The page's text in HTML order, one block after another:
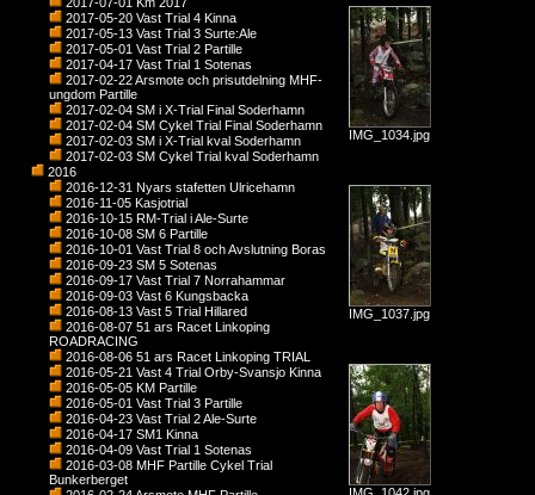
2017-05-20 Vast Trial 4 Kinna
2017-05-13 Vast Trial 3 Surte:Ale
2017-05-01 Vast Trial 2 Partille
2017-04-17 Vast Trial 1 Sotenas
2017-02-22 Arsmote och prisutdelning MHF-
ungdom Partille
2017-02-04 SM i X-Trial Final Soderhamn
2017-02-04 SM Cykel Trial Final Soderhamn
2017-02-03 SM i X-Trial kval Soderhamn
2017-02-03 SM Cykel Trial kval Soderhamn
2016
2016-12-31 Nyars stafetten Ulricehamn
2016-11-05 Kasjotrial
2016-10-15 RM-Trial i Ale-Surte
2016-10-08 SM 6 Partille
2016-10-01 Vast Trial 8 och Avslutning Boras
2016-09-23 SM 5 Sotenas
2016-09-17 Vast Trial 7 Norrahammar
2016-09-03 Vast 6 Kungsbacka
2016-08-13 Vast 5 Trial Hillared
2016-08-07 51 ars Racet Linkoping
ROADRACING
2016-08-06 51 ars Racet Linkoping TRIAL
2016-05-21 Vast 4 Trial Orby-Svansjo Kinna
2016-05-05 KM Partille
2016-05-01 Vast Trial 3 Partille
2016-04-23 Vast Trial 2 Ale-Surte
2016-04-17 SM1 Kinna
2016-04-09 Vast Trial 1 Sotenas
2016-03-08 MHF Partille Cykel Trial
Bunkerberget
IMG_1034.jpg
IMG_1037.jpg